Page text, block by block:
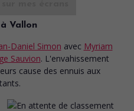
Vallon
Daniel Simon avec Myriam
Sauvion. L'envahissement
cause des ennuis aux